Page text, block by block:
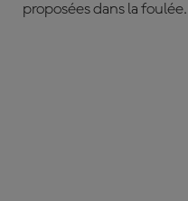
proposées dans la foulée.